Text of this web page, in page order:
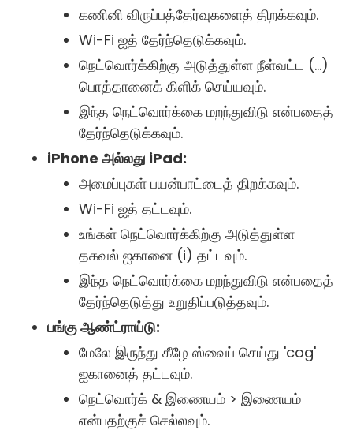
கணினி விருப்பத்தேர்வுகளைத் திறக்கவும்.
Wi-Fi ஐத் தேர்ந்தெடுக்கவும்.
நெட்வொர்க்கிற்கு அடுத்துள்ள நீள்வட்ட (...)
பொத்தானைக் கிளிக் செய்யவும்.
இந்த நெட்வொர்க்கை மறந்துவிடு என்பதைத்
தேர்ந்தெடுக்கவும்.
iPhone அல்லது iPad:
அமைப்புகள் பயன்பாட்டைத் திறக்கவும்.
Wi-Fi ஐத் தட்டவும்.
உங்கள் நெட்வொர்க்கிற்கு அடுத்துள்ள
தகவல் ஐகானை (i) தட்டவும்.
இந்த நெட்வொர்க்கை மறந்துவிடு என்பதைத்
தேர்ந்தெடுத்து உறுதிப்படுத்தவும்.
பங்கு ஆண்ட்ராய்டு:
மேலே இருந்து கீழே ஸ்வைப் செய்து 'cog'
ஐகானைத் தட்டவும்.
நெட்வொர்க் & இணையம் > இணையம்
என்பதற்குச் செல்லவும்.